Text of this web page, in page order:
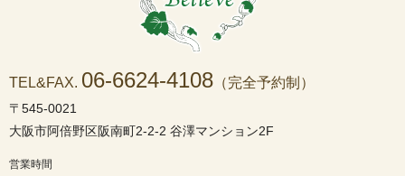
TEL&FAX. 06-6624-4108 （完全予約制）
〒545-0021
大阪市阿倍野区阪南町2-2-2 谷澤マンション2F
営業時間